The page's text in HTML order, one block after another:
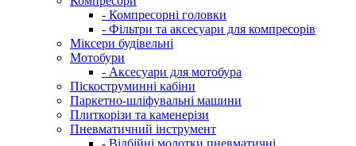
- Компресорні головки
- Фільтри та аксесуари для компресорів
Міксери будівельні
Мотобури
- Аксесуари для мотобура
Піскоструминні кабіни
Паркетно-шліфувальні машини
Плиткорізи та каменерізи
Пневматичний інструмент
- Відбійні молотки пневматичні